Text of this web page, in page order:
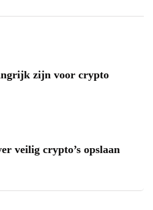
zijn voor crypto
veilig crypto’s opslaan